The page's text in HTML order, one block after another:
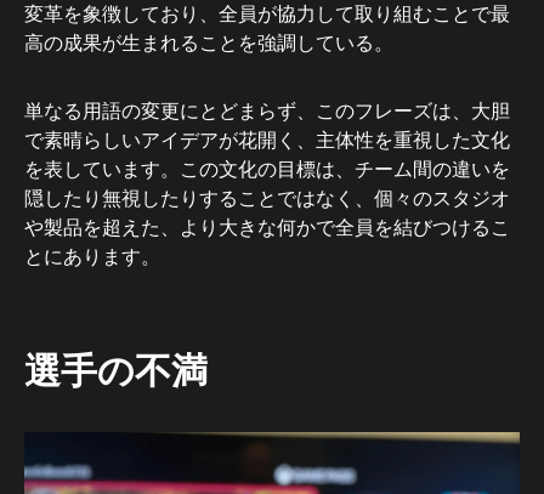
変革を象徴しており、全員が協力して取り組むことで最
高の成果が生まれることを強調している。
単なる用語の変更にとどまらず、このフレーズは、大胆
で素晴らしいアイデアが花開く、主体性を重視した文化
を表しています。この文化の目標は、チーム間の違いを
隠したり無視したりすることではなく、個々のスタジオ
や製品を超えた、より大きな何かで全員を結びつけるこ
とにあります。
選手の不満